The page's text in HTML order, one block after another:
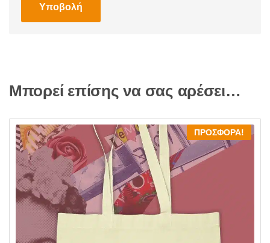
Μπορεί επίσης να σας αρέσει…
ΠΡΟΣΦΟΡΆ!